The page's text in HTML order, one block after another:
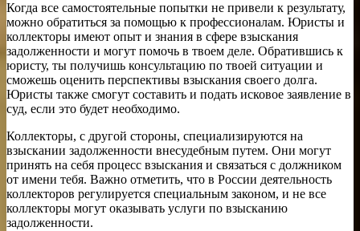
Когда все самостоятельные попытки не привели к результату,
можно обратиться за помощью к профессионалам. Юристы и
коллекторы имеют опыт и знания в сфере взыскания
задолженности и могут помочь в твоем деле. Обратившись к
юристу, ты получишь консультацию по твоей ситуации и
сможешь оценить перспективы взыскания своего долга.
Юристы также смогут составить и подать исковое заявление в
суд, если это будет необходимо.
Коллекторы, с другой стороны, специализируются на
взыскании задолженности внесудебным путем. Они могут
принять на себя процесс взыскания и связаться с должником
от имени тебя. Важно отметить, что в России деятельность
коллекторов регулируется специальным законом, и не все
коллекторы могут оказывать услуги по взысканию
задолженности.